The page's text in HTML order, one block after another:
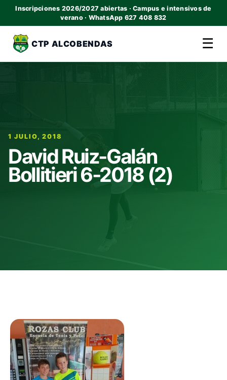
Inscripciones 2026/2027 abiertas · Campus e intensivos de
verano · WhatsApp 627 408 832
CTP ALCOBENDAS ☰
1 JULIO, 2018
David Ruiz-Galán
Bollitieri 6-2018 (2)